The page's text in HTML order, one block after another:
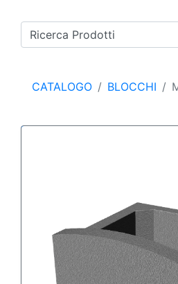
CATALOGO BLOCCHI